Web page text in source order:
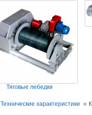
Новое
Насосы Calpeda в
https://
15.01.2018
Ручные насосы НБУ
Поступление насосов
Насос бочковой
масел из бочек и других
правилам и нормам.
15.01.2018
Оборудование в
Тяговые лебедки
Технические характеристики